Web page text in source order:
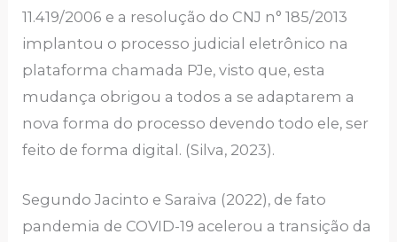
11.419/2006 e a resolução do CNJ n° 185/2013
implantou o processo judicial eletrônico na
plataforma chamada PJe, visto que, esta
mudança obrigou a todos a se adaptarem a
nova forma do processo devendo todo ele, ser
feito de forma digital. (Silva, 2023).
Segundo Jacinto e Saraiva (2022), de fato
pandemia de COVID-19 acelerou a transição da